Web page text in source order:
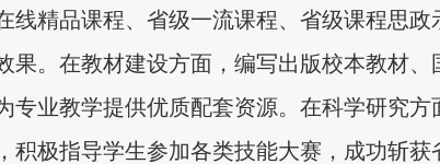
线精品课程、省级一流课程、省级课程思
果。在教材建设方面，编写出版校本教材
专业教学提供优质配套资源。在科学研究
积极指导学生参加各类技能大赛，成功斩获